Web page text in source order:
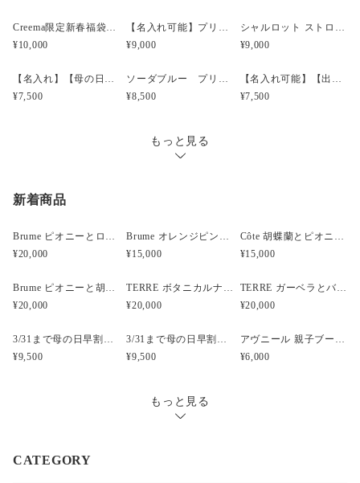
受注制作のため1週間ほどお時間をいただく場合がござ
います。お急ぎの方はメールにてご相談ください。
お届け日時等にご指定がある場合は、購入時に備考欄へ
18時・18時～20時・19時～21時
Creema限定新春福袋〈竹〉 プリザーブドフラワーケーキ＆選べる椿のブローチセット
¥10,000
【名入れ可能】プリザーブド フラワーケーキ シャルロット マスカット【母の日】【誕生日】【開店祝い】
¥9,000
シャルロット ストロベリーピンク プリザーブドフラワーケーキ 【名入れ可能】
¥9,000
【名入れ】【母の日】プリザーブド＆アーティフィシャルアレンジメント ジューシーオレンジ
¥7,500
ソーダブルー プリザーブド・アーティフィシャルアレンジメント
¥8,500
【名入れ可能】【出産祝い】【結婚祝い】プリザーブドフラワー フォトフレーム ベビーピンク
¥7,500
もっと見る
新着商品
Brume ピオニーとローズと胡蝶蘭のウェディングブーケ
¥20,000
Brume オレンジピンクのフープブーケ
¥15,000
Côte 胡蝶蘭とピオニーのキャスケードブーケ｜ピンク×ホワイト
¥15,000
Brume ピオニーと胡蝶蘭のウェディングブーケ
¥20,000
TERRE ボタニカルナチュラルクラッチウェディングブーケ
¥20,000
TERRE ガーベラとバンクシアのナチュラルクラッチブーケ
¥20,000
3/31まで母の日早割・5束限定 ピオニーのアーティフィシャルフラワーブーケ Merci Élégantメルシーエレガン
¥9,500
3/31まで母の日早割・5束限定 ローズのアーティフィシャルフラワーブーケ Bonheur Rosé（ボヌール・ロゼ）
¥9,500
アヴニール 親子ブーケ風ガラスボトル アーティフィシャルフラワー
¥6,000
もっと見る
CATEGORY